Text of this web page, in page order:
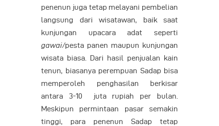
penenun juga tetap melayani pembelian
langsung dari wisatawan, baik saat
kunjungan upacara adat seperti
gawai/pesta panen maupun kunjungan
wisata biasa. Dari hasil penjualan kain
tenun, biasanya perempuan Sadap bisa
memperoleh penghasilan berkisar
antara 3-10 juta rupiah per bulan.
Meskipun permintaan pasar semakin
tinggi, para penenun Sadap tetap